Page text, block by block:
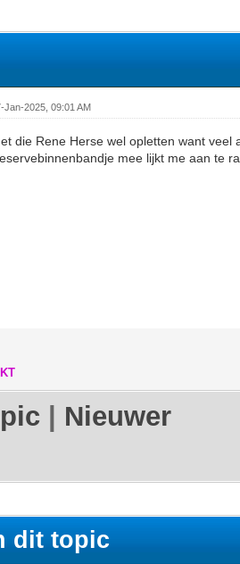
Jan-2025, 09:01 AM
die Rene Herse wel opletten want
mee lijkt me aan te
Nieuwer
dit topic